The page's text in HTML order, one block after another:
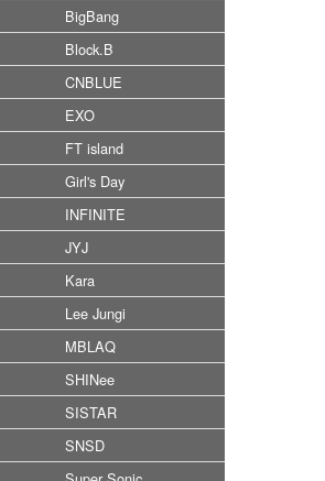
BigBang
Block.B
CNBLUE
EXO
FT island
Girl's Day
INFINITE
JYJ
Kara
Lee Jungi
MBLAQ
SHINee
SISTAR
SNSD